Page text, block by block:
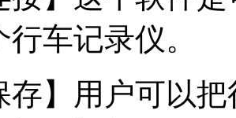
车记录仪。
存】用户可以